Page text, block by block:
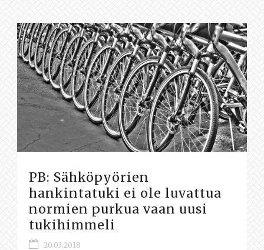
PB: Sähköpyörien
hankintatuki ei ole luvattua
normien purkua vaan uusi
tukihimmeli
20.03.2018